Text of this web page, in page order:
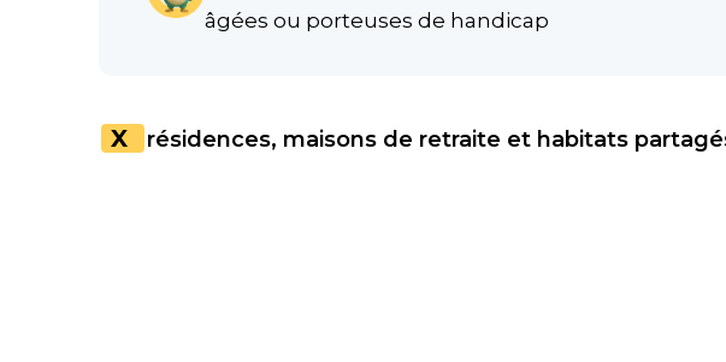
âgées ou porteuses de handicap
X résidences, maisons de retraite et habitats